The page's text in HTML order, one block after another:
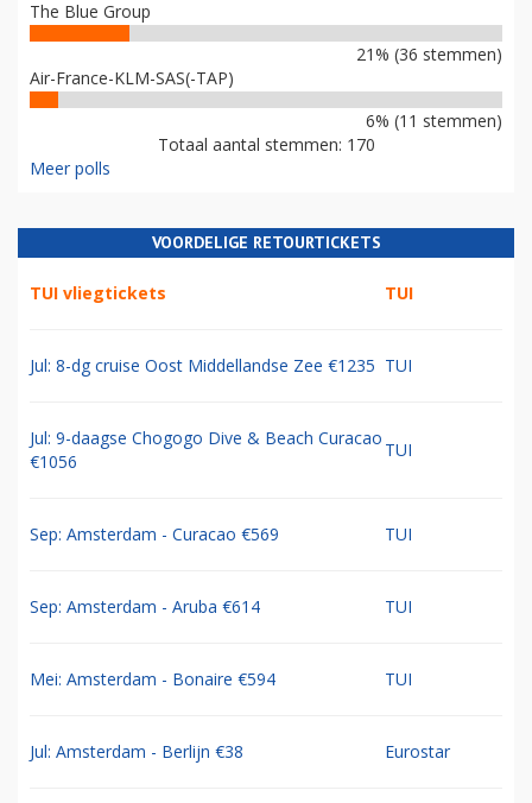
The Blue Group
21% (36 stemmen)
Air-France-KLM-SAS(-TAP)
6% (11 stemmen)
Totaal aantal stemmen: 170
Meer polls
VOORDELIGE RETOURTICKETS
TUI vliegtickets TUI
Jul: 8-dg cruise Oost Middellandse Zee €1235 TUI
Jul: 9-daagse Chogogo Dive & Beach Curacao
€1056
TUI
Sep: Amsterdam - Curacao €569 TUI
Sep: Amsterdam - Aruba €614 TUI
Mei: Amsterdam - Bonaire €594 TUI
Jul: Amsterdam - Berlijn €38 Eurostar